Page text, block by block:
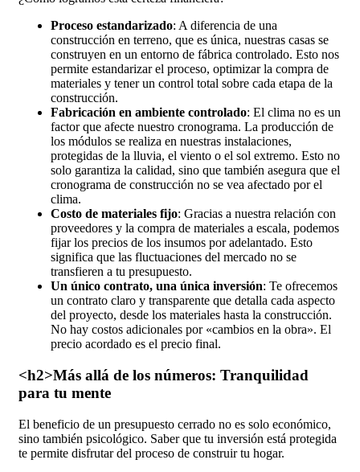
Proceso estandarizado: A diferencia de una
construcción en terreno, que es única, nuestras casas se
construyen en un entorno de fábrica controlado. Esto nos
permite estandarizar el proceso, optimizar la compra de
materiales y tener un control total sobre cada etapa de la
construcción.
Fabricación en ambiente controlado: El clima no es un
factor que afecte nuestro cronograma. La producción de
los módulos se realiza en nuestras instalaciones,
protegidas de la lluvia, el viento o el sol extremo. Esto no
solo garantiza la calidad, sino que también asegura que el
cronograma de construcción no se vea afectado por el
clima.
Costo de materiales fijo: Gracias a nuestra relación con
proveedores y la compra de materiales a escala, podemos
fijar los precios de los insumos por adelantado. Esto
significa que las fluctuaciones del mercado no se
transfieren a tu presupuesto.
Un único contrato, una única inversión: Te ofrecemos
un contrato claro y transparente que detalla cada aspecto
del proyecto, desde los materiales hasta la construcción.
No hay costos adicionales por «cambios en la obra». El
precio acordado es el precio final.
<h2>Más allá de los números: Tranquilidad
para tu mente
El beneficio de un presupuesto cerrado no es solo económico,
sino también psicológico. Saber que tu inversión está protegida
te permite disfrutar del proceso de construir tu hogar.